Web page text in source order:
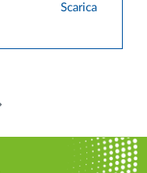
Scarica